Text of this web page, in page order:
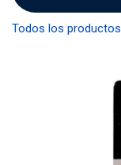
Todos los productos